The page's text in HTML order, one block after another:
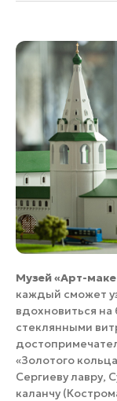
Музей «Арт-
каждый сможет
вдохновиться
стеклянными
«Золотого
Сергиеву лавру,
каланчу